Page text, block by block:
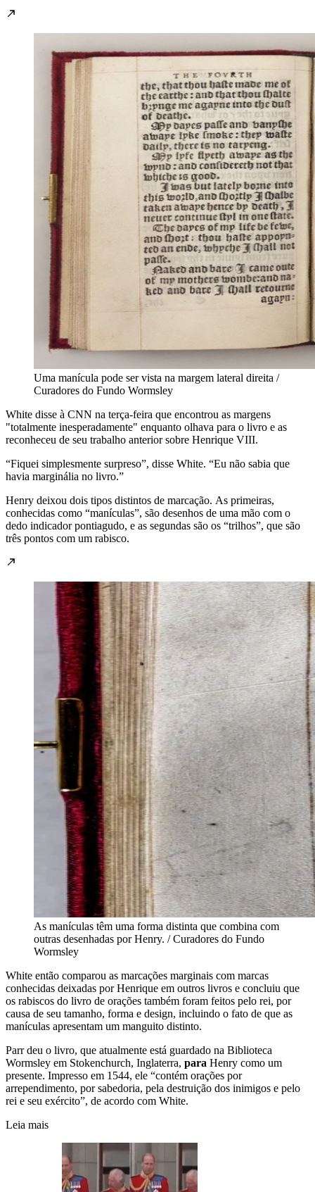
Uma manícula pode ser vista na margem lateral direita /
Curadores do Fundo Wormsley
White disse à CNN na terça-feira que encontrou as margens
"totalmente inesperadamente" enquanto olhava para o livro e as
reconheceu de seu trabalho anterior sobre Henrique VIII.
“Fiquei simplesmente surpreso”, disse White. “Eu não sabia que
havia marginália no livro.”
Henry deixou dois tipos distintos de marcação. As primeiras,
conhecidas como “manículas”, são desenhos de uma mão com o
dedo indicador pontiagudo, e as segundas são os “trilhos”, que são
três pontos com um rabisco.
As manículas têm uma forma distinta que combina com
outras desenhadas por Henry. / Curadores do Fundo
Wormsley
White então comparou as marcações marginais com marcas
conhecidas deixadas por Henrique em outros livros e concluiu que
os rabiscos do livro de orações também foram feitos pelo rei, por
causa de seu tamanho, forma e design, incluindo o fato de que as
manículas apresentam um manguito distinto.
Parr deu o livro, que atualmente está guardado na Biblioteca
Wormsley em Stokenchurch, Inglaterra, para Henry como um
presente. Impresso em 1544, ele “contém orações por
arrependimento, por sabedoria, pela destruição dos inimigos e pelo
rei e seu exército”, de acordo com White.
Leia mais